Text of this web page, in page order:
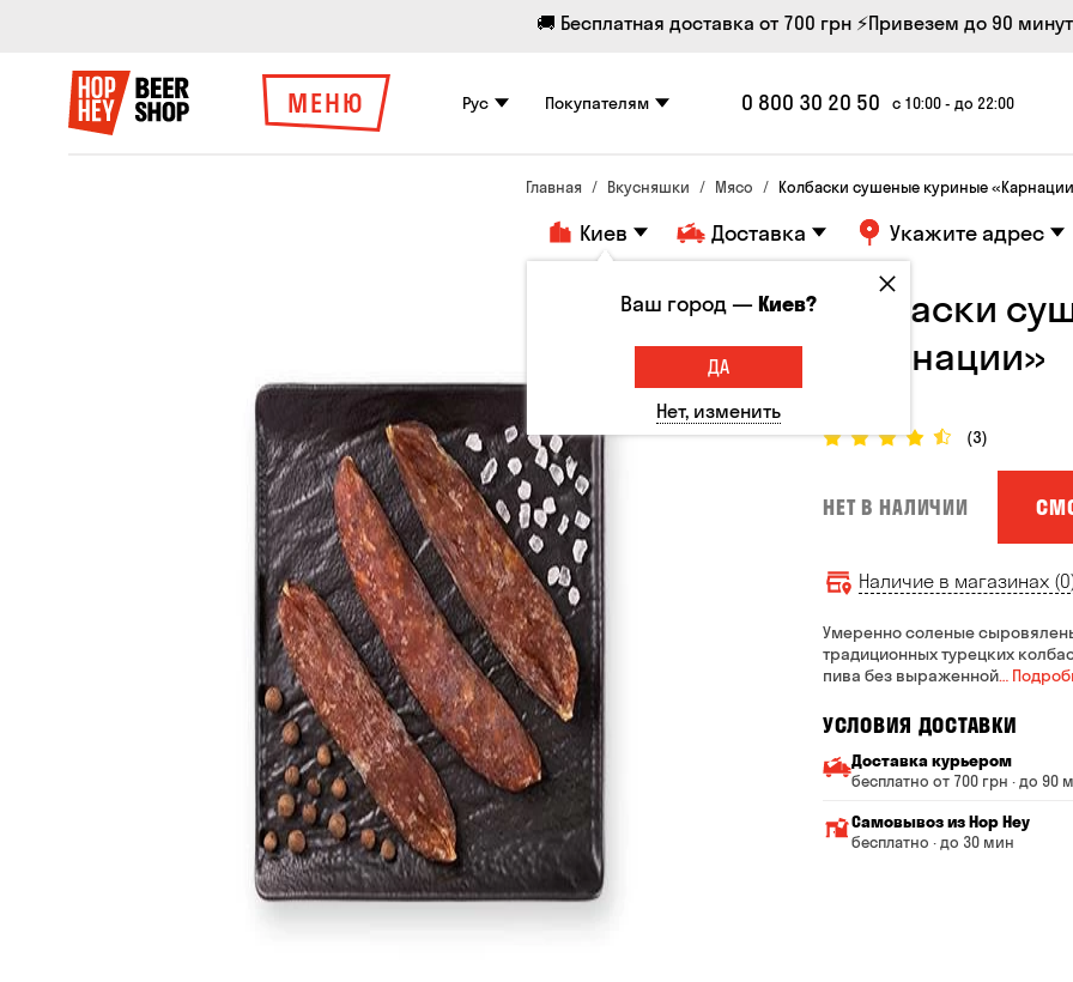
🚚 Бесплатная доставка от 700 грн ⚡Привезем до 90 минут
МЕНЮ Рус Покупателям 0 800 30 20 50 с 10:00 - до 22:00
Главная Вкусняшки Мясо Колбаски сушеные куриные
Киев Доставка Укажите адрес
Колбаски
«Карнации»
(3)
НЕТ В НАЛИЧИИ
Наличие в магазинах
Умеренно соленые
традиционных турецких
пива без выраженной…
УСЛОВИЯ ДОСТАВКИ
Доставка курьером
бесплатно от 700 грн · до 90
Минимальная сумма
Стоимость доставки
Самовывоз из Hop Hey
бесплатно · до 30 мин
Ваш город —Киев?
ДА
Нет, изменить